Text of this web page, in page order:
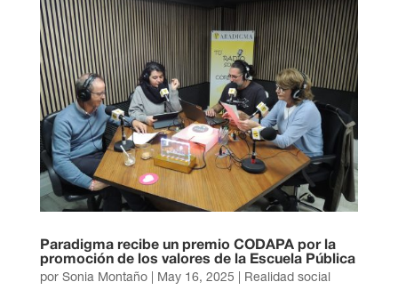
Paradigma recibe un premio CODAPA por la
promoción de los valores de la Escuela Pública
por Sonia Montaño| May 16, 2025 | Realidad social